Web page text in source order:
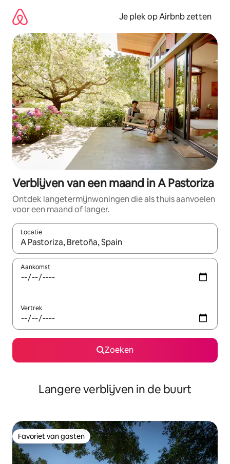
direct
naar
inhoud
Je plek op Airbnb zetten
Verblijven van een maand in A Pastoriza
Ontdek langetermijnwoningen die als thuis aanvoelen
voor een maand of langer.
Locatie
Wanneer er resultaten beschikbaar zijn, maak je een keuze
Aankomst
Vertrek
Zoeken
Langere verblijven in de buurt
Favoriet van gasten
Favoriet van gasten